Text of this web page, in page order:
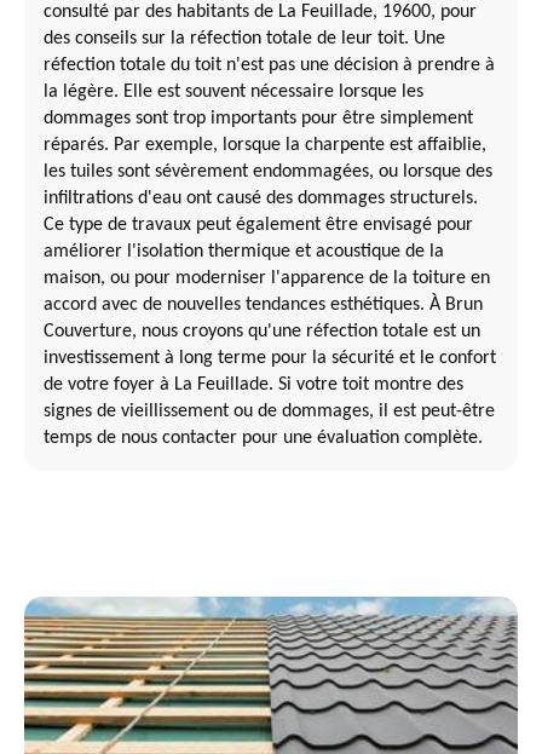
consulté par des habitants de La Feuillade, 19600, pour
des conseils sur la réfection totale de leur toit. Une
réfection totale du toit n'est pas une décision à prendre à
la légère. Elle est souvent nécessaire lorsque les
dommages sont trop importants pour être simplement
réparés. Par exemple, lorsque la charpente est affaiblie,
les tuiles sont sévèrement endommagées, ou lorsque des
infiltrations d'eau ont causé des dommages structurels.
Ce type de travaux peut également être envisagé pour
améliorer l'isolation thermique et acoustique de la
maison, ou pour moderniser l'apparence de la toiture en
accord avec de nouvelles tendances esthétiques. À Brun
Couverture, nous croyons qu'une réfection totale est un
investissement à long terme pour la sécurité et le confort
de votre foyer à La Feuillade. Si votre toit montre des
signes de vieillissement ou de dommages, il est peut-être
temps de nous contacter pour une évaluation complète.